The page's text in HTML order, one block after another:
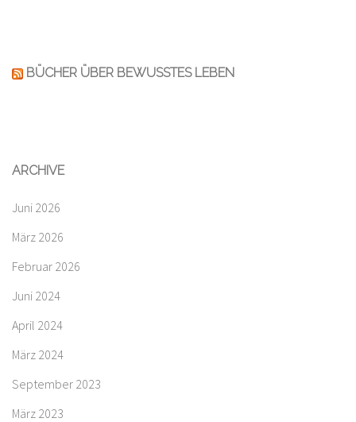
BÜCHER ÜBER BEWUSSTES LEBEN
ARCHIVE
Juni 2026
März 2026
Februar 2026
Juni 2024
April 2024
März 2024
September 2023
März 2023